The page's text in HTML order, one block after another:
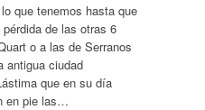
que tenemos hasta que
de las otras 6
o a las de Serranos
antigua ciudad
que en su día
en pie las…